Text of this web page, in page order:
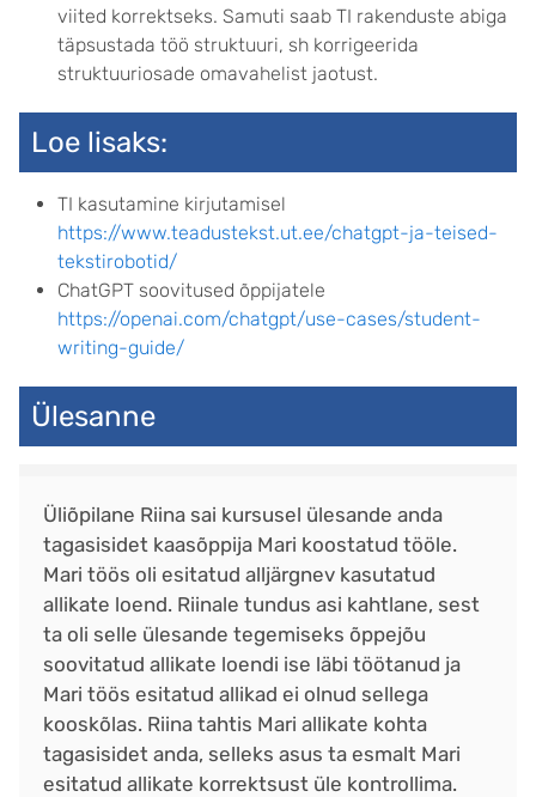
viited korrektseks. Samuti saab TI rakenduste abiga
täpsustada töö struktuuri, sh korrigeerida
struktuuriosade omavahelist jaotust.
Loe lisaks:
TI kasutamine kirjutamisel
https://www.teadustekst.ut.ee/chatgpt-ja-teised-
tekstirobotid/
ChatGPT soovitused õppijatele
https://openai.com/chatgpt/use-cases/student-
writing-guide/
Ülesanne
Üliõpilane Riina sai kursusel ülesande anda
tagasisidet kaasõppija Mari koostatud tööle.
Mari töös oli esitatud alljärgnev kasutatud
allikate loend. Riinale tundus asi kahtlane, sest
ta oli selle ülesande tegemiseks õppejõu
soovitatud allikate loendi ise läbi töötanud ja
Mari töös esitatud allikad ei olnud sellega
kooskõlas. Riina tahtis Mari allikate kohta
tagasisidet anda, selleks asus ta esmalt Mari
esitatud allikate korrektsust üle kontrollima.